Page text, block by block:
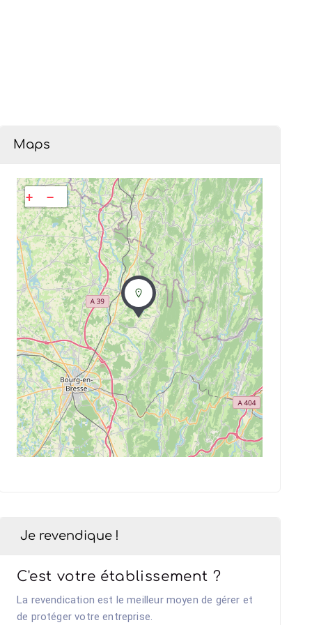
Maps
+ −
Je revendique !
C'est votre établissement ?
La revendication est le meilleur moyen de gérer et
de protéger votre entreprise.